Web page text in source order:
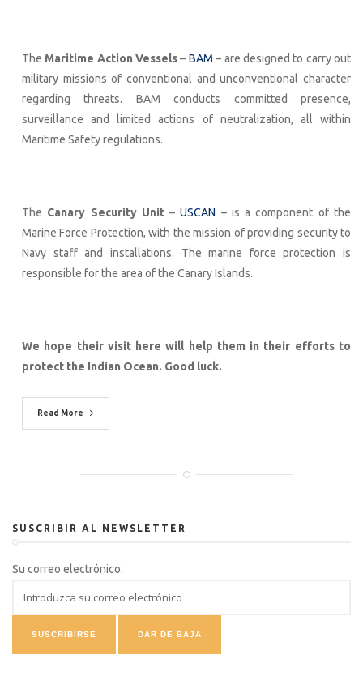
The Maritime Action Vessels– BAM – are designed to carry out
military missions of conventional and unconventional character
regarding threats. BAM conducts committed presence,
surveillance and limited actions of neutralization, all within
Maritime Safety regulations.
The Canary Security Unit–USCAN – is a component of the
Marine Force Protection, with the mission of providing security to
Navy staff and installations. The marine force protection is
responsible for the area of the Canary Islands.
We hope their visit here will help them in their efforts to
protect the Indian Ocean. Good luck.
Read More
SUSCRIBIR AL NEWSLETTER
Su correo electrónico: